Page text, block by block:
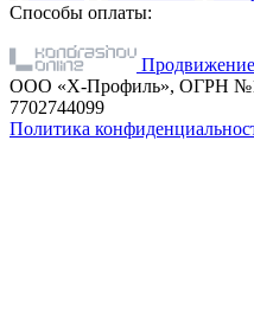
Способы оплаты:
Продвижение
ООО «Х-Профиль», ОГРН
7702744099
Политика